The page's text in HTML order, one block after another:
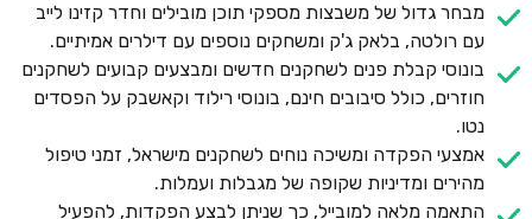
מבחר גדול של משבצות מספקי תוכן מובילים וחדר קזינו לייב
עם רולטה, בלאק ג'ק ומשחקים נוספים עם דילרים אמיתיים.
בונוסי קבלת פנים לשחקנים חדשים ומבצעים קבועים לשחקנים
חוזרים, כולל סיבובים חינם, בונוסי רילוד וקאשבק על הפסדים
נטו.
אמצעי הפקדה ומשיכה נוחים לשחקנים מישראל, זמני טיפול
מהירים ומדיניות שקופה של מגבלות ועמלות.
התאמה מלאה למובייל, כך שניתן לבצע הפקדות, להפעיל